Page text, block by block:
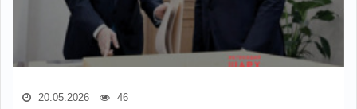
20.05.2026 46